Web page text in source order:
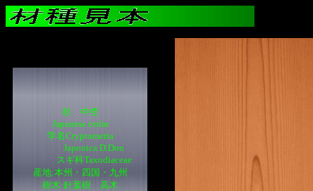
杉 中杢
Japanese cedar
学名Cryptomeria
Japonica D.Don
スギ科Taxodiaceae
産地:本州・四国・九州
樹木:針葉樹 高木